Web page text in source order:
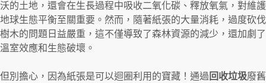
沃的土地，還會在生長過程中吸收二氧化碳、釋放氧氣，對維護
地球生態平衡至關重要。然而，隨著紙張的大量消耗，過度砍伐
樹木的問題日益嚴重，這不僅導致了森林資源的減少，還加劇了
溫室效應和生態破壞。
但別擔心，因為紙張是可以迴圈利用的寶藏！通過 回收垃圾廢舊